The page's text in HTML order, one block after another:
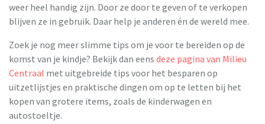
weer heel handig zijn. Door ze door te geven of te verkopen
blijven ze in gebruik. Daar help je anderen én de wereld mee.
Zoek je nog meer slimme tips om je voor te bereiden op de
komst van je kindje? Bekijk dan eens deze pagina van Milieu
Centraal met uitgebreide tips voor het besparen op
uitzetlijstjes en praktische dingen om op te letten bij het
kopen van grotere items, zoals de kinderwagen en
autostoeltje.